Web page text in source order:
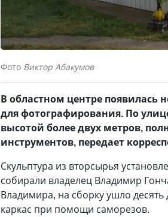
Фото Виктор Абакумов
В областном центре появилась
для фотографирования. По
высотой более двух метров,
инструментов, передает
Скульптура из вторсырья
собирали владелец Владимир
Владимира, на сборку ушло
каркас при помощи саморезов.